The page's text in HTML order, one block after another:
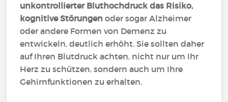
unkontrollierter Bluthochdruck das Risiko,
kognitive Störungenoder sogar Alzheimer
oder andere Formen von Demenz zu
entwickeln, deutlich erhöht. Sie sollten daher
auf Ihren Blutdruck achten, nicht nur um Ihr
Herz zu schützen, sondern auch um Ihre
Gehirnfunktionen zu erhalten.